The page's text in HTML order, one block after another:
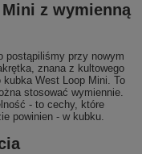
z wymienną
postąpiliśmy przy nowym
znana z kultowego
kubka West Loop Mini. To
stosować wymiennie.
- to cechy, które
powinien - w kubku.